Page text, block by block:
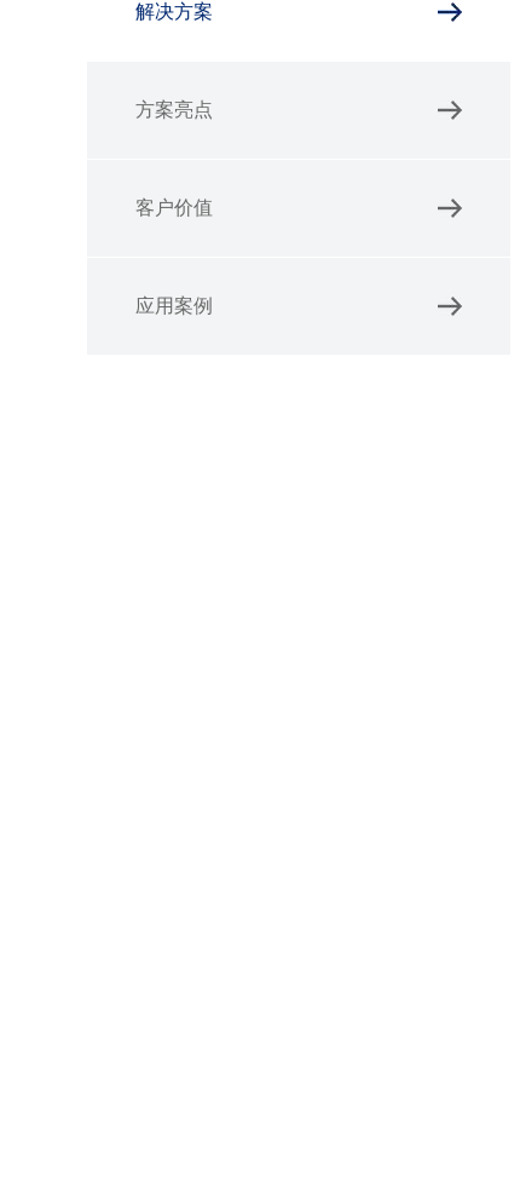
解决方案
方案亮点
客户价值
应用案例